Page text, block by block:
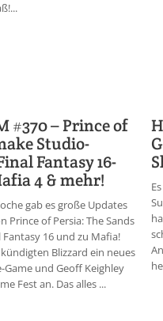
#370 – Prince of
Studio-
Fantasy 16-
4 & mehr!
gab es große Updates
Prince of Persia: The Sands
Fantasy 16 und zu Mafia!
Blizzard ein neues
und Geoff Keighley
Fest an. Das alles ...